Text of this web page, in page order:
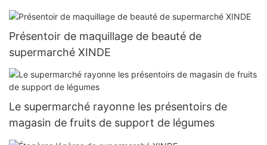
Présentoir de maquillage de beauté de
supermarché XINDE
Le supermarché rayonne les présentoirs de
magasin de fruits de support de légumes